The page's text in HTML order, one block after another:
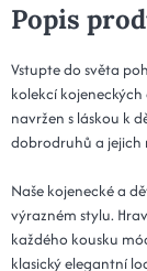
Popis
Vstupte do světa
kolekcí
navržen s láskou k
dobrodruhů a jejich
Naše kojenecké a
výrazném stylu.
každého kousku
klasický elegantní